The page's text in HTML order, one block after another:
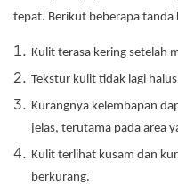
tepat. Berikut beberapa
Kulit terasa kering setelah
Tekstur kulit tidak lagi
Kurangnya kelembapan
jelas, terutama pada area
Kulit terlihat kusam dan
berkurang.